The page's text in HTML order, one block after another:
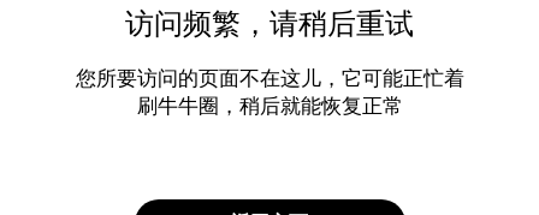
访问频繁，请稍后重试
您所要访问的页面不在这儿，它可能正忙着
刷牛牛圈，稍后就能恢复正常